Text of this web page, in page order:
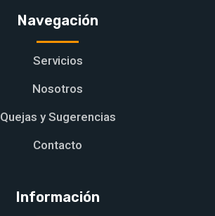
Navegación
Servicios
Nosotros
Quejas y Sugerencias
Contacto
Información